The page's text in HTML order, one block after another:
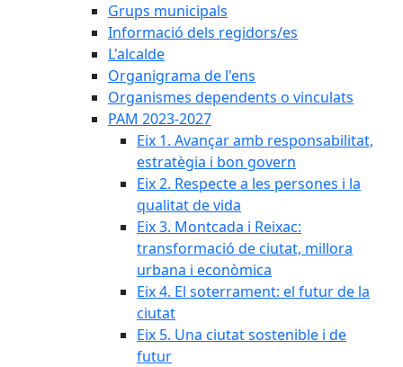
Grups municipals
Informació dels regidors/es
L'alcalde
Organigrama de l'ens
Organismes dependents o vinculats
PAM 2023-2027
Eix 1. Avançar amb responsabilitat,
estratègia i bon govern
Eix 2. Respecte a les persones i la
qualitat de vida
Eix 3. Montcada i Reixac:
transformació de ciutat, millora
urbana i econòmica
Eix 4. El soterrament: el futur de la
ciutat
Eix 5. Una ciutat sostenible i de
futur